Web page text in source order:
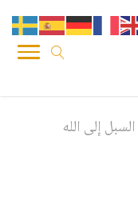
السبل إلى الله